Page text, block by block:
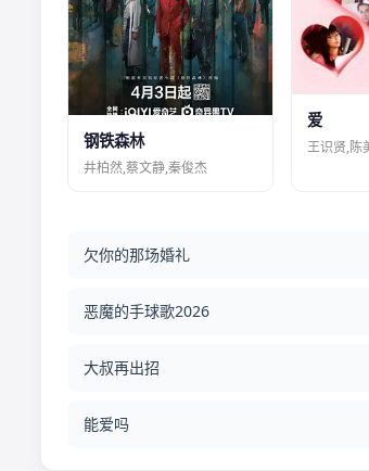
钢铁森林
井柏然,蔡文静,秦俊杰
爱
王识贤,陈
欠你的那场婚礼
恶魔的手球歌2026
大叔再出招
能爱吗